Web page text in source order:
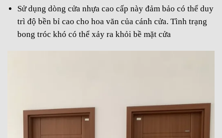
Sử dụng dòng cửa nhựa cao cấp này đảm bảo có thể duy
trì độ bền bỉ cao cho hoa văn của cánh cửa. Tình trạng
bong tróc khó có thể xảy ra khỏi bề mặt cửa